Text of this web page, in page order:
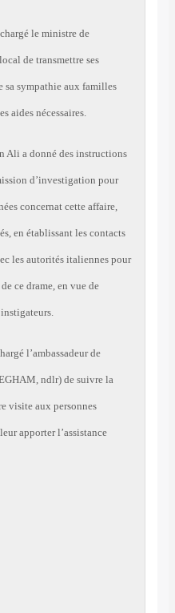
le ministre de
de transmettre ses
sa sympathie aux familles
aides nécessaires.
Ali a donné des instructions
d’investigation pour
concernat cette affaire,
en établissant les contacts
les autorités italiennes pour
ce drame, en vue de
l’ambassadeur de
ndlr) de suivre la
visite aux personnes
apporter l’assistance